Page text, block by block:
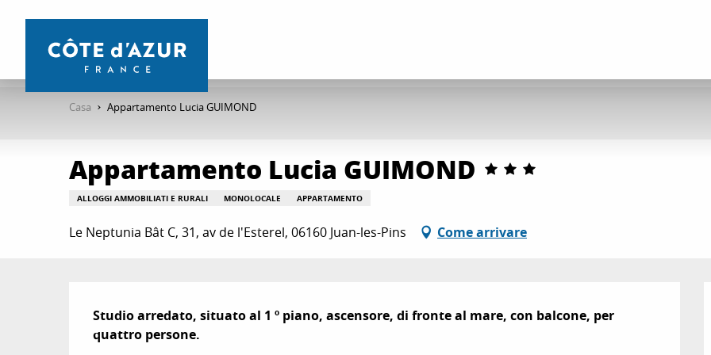
contenu
Casa Appartamento Lucia GUIMOND
Appartamento Lucia GUIMOND
ALLOGGI AMMOBILIATI E RURALI MONOLOCALE APPARTAMENTO
Le Neptunia Bât C, 31, av de l'Esterel, 06160 Juan-les-Pins Come arrivare
Descrizione
Studio arredato, situato al 1 º piano, ascensore, di fronte al mare, con balcone, per
quattro persone.